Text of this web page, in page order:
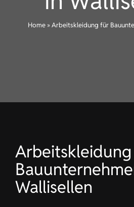
Home»Arbeitskleidung für
Wallisellen